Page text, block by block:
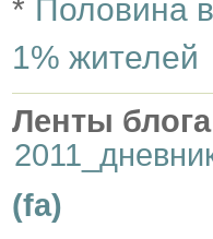
* Половина
1% жителей
Ленты
(fa)